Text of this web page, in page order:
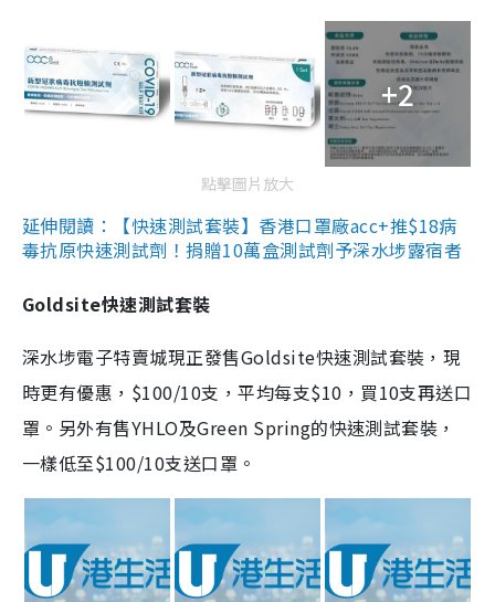
+2
點擊圖片放大
延伸閱讀：【快速測試套裝】香港口罩廠acc+推$18病
毒抗原快速測試劑！捐贈10萬盒測試劑予深水埗露宿者
Goldsite快速測試套裝
深水埗電子特賣城現正發售Goldsite快速測試套裝，現
時更有優惠，$100/10支，平均每支$10，買10支再送口
罩。另外有售YHLO及Green Spring的快速測試套裝，
一樣低至$100/10支送口罩。